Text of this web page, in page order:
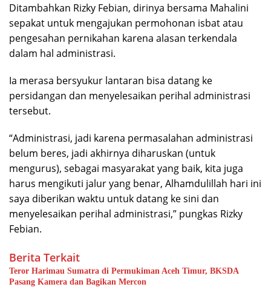
Ditambahkan Rizky Febian, dirinya bersama Mahalini
sepakat untuk mengajukan permohonan isbat atau
pengesahan pernikahan karena alasan terkendala
dalam hal administrasi.
Ia merasa bersyukur lantaran bisa datang ke
persidangan dan menyelesaikan perihal administrasi
tersebut.
“Administrasi, jadi karena permasalahan administrasi
belum beres, jadi akhirnya diharuskan (untuk
mengurus), sebagai masyarakat yang baik, kita juga
harus mengikuti jalur yang benar, Alhamdulillah hari ini
saya diberikan waktu untuk datang ke sini dan
menyelesaikan perihal administrasi,” pungkas Rizky
Febian.
Berita Terkait
Teror Harimau Sumatra di Permukiman Aceh Timur, BKSDA
Pasang Kamera dan Bagikan Mercon